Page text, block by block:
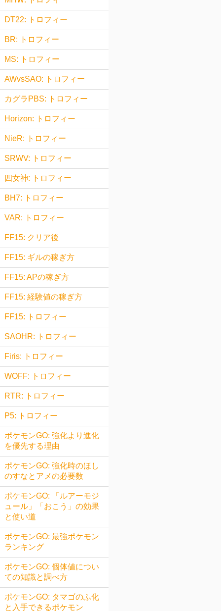
DT22: トロフィー
BR: トロフィー
MS: トロフィー
AWvsSAO: トロフィー
カグラPBS: トロフィー
Horizon: トロフィー
NieR: トロフィー
SRWV: トロフィー
四女神: トロフィー
BH7: トロフィー
VAR: トロフィー
FF15: クリア後
FF15: ギルの稼ぎ方
FF15: APの稼ぎ方
FF15: 経験値の稼ぎ方
FF15: トロフィー
SAOHR: トロフィー
Firis: トロフィー
WOFF: トロフィー
RTR: トロフィー
P5: トロフィー
ポケモンGO: 強化より進化
を優先する理由
ポケモンGO: 強化時のほし
のすなとアメの必要数
ポケモンGO: 「ルアーモジ
ュール」「おこう」の効果
と使い道
ポケモンGO: 最強ポケモン
ランキング
ポケモンGO: 個体値につい
ての知識と調べ方
ポケモンGO: タマゴのふ化
と入手できるポケモン